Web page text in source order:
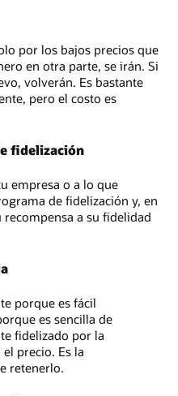
por los bajos precios que
en otra parte, se irán. Si
volverán. Es bastante
pero el costo es
fidelización
empresa o a lo que
de fidelización y, en
a su fidelidad
porque es fácil
es sencilla de
fidelizado por la
precio. Es la
retenerlo.